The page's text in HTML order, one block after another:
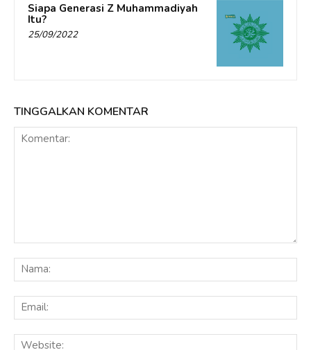
Siapa Generasi Z Muhammadiyah
Itu?
25/09/2022
TINGGALKAN KOMENTAR